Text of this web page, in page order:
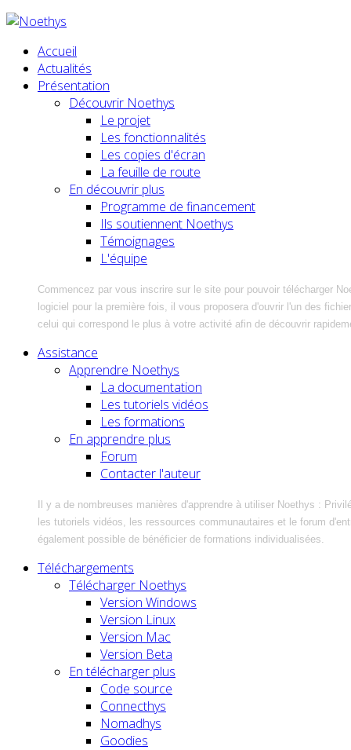
Accueil
Actualités
Présentation
Découvrir Noethys
Le projet
Les fonctionnalités
Les copies d'écran
La feuille de route
En découvrir plus
Programme de financement
Ils soutiennent Noethys
Témoignages
L'équipe
Commencez par vous inscrire sur le site pour pouvoir télécharger
logiciel pour la première fois, il vous proposera d'ouvrir l'un des
celui qui correspond le plus à votre activité afin de découvrir
Assistance
Apprendre Noethys
La documentation
Les tutoriels vidéos
Les formations
En apprendre plus
Forum
Contacter l'auteur
Il y a de nombreuses manières d'apprendre à utiliser Noethys :
les tutoriels vidéos, les ressources communautaires et le forum
également possible de bénéficier de formations individualisées.
Téléchargements
Télécharger Noethys
Version Windows
Version Linux
Version Mac
Version Beta
En télécharger plus
Code source
Connecthys
Nomadhys
Goodies